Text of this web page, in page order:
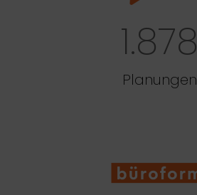
1.878
Planungen